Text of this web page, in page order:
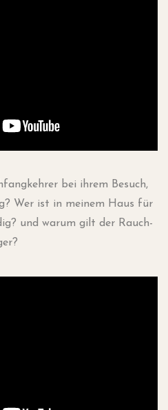
bei ihrem Besuch,
Wer ist in mei­nem Haus für
und war­um gilt der Rauch­